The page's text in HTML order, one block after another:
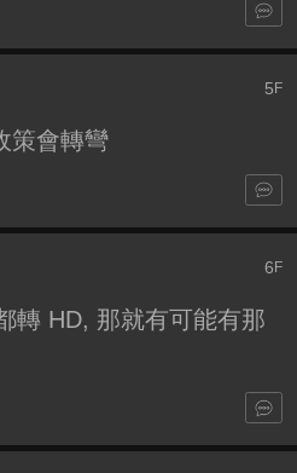
5F
策會轉彎
6F
轉 HD, 那就有可能有那